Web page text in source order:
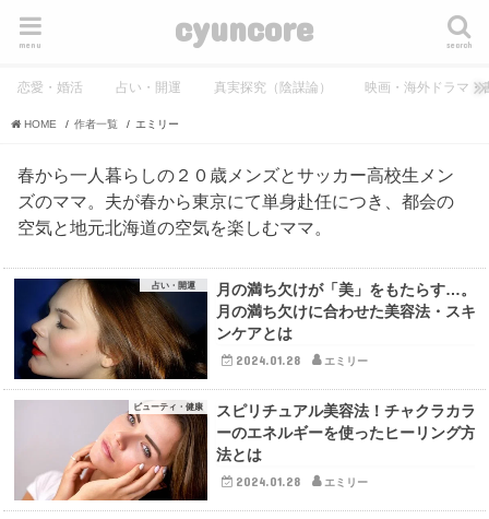
cyuncore search
menu
恋愛・婚活 占い・開運 真実探究（陰謀論） 映画・海外ドラマ・
HOME 作者一覧 エミリー
春から一人暮らしの２０歳メンズとサッカー高校生メン
ズのママ。夫が春から東京にて単身赴任につき、都会の
空気と地元北海道の空気を楽しむママ。
占い・開運
月の満ち欠けが「美」をもたらす…。
月の満ち欠けに合わせた美容法・スキ
ンケアとは
2024.01.28 エミリー
ビューティ・健康
スピリチュアル美容法！チャクラカラ
ーのエネルギーを使ったヒーリング方
法とは
2024.01.28 エミリー